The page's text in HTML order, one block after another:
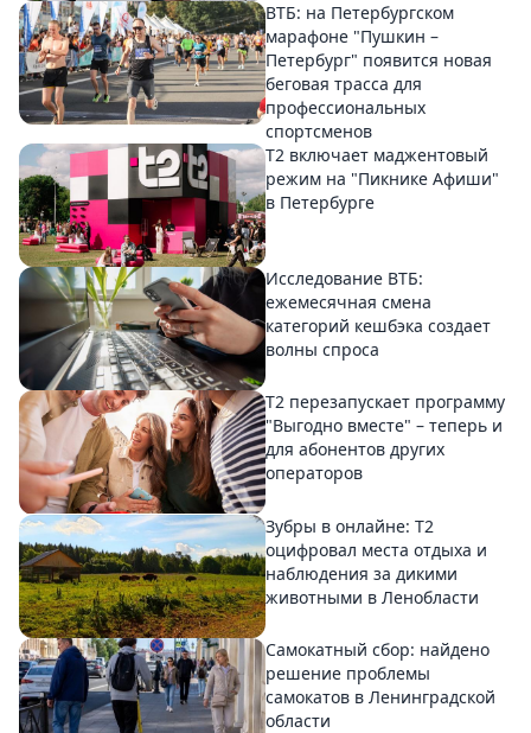
ВТБ: на Петербургском
марафоне "Пушкин –
Петербург" появится новая
беговая трасса для
профессиональных
спортсменов
Т2 включает маджентовый
режим на "Пикнике Афиши"
в Петербурге
Исследование ВТБ:
ежемесячная смена
категорий кешбэка создает
волны спроса
Т2 перезапускает программу
"Выгодно вместе" – теперь и
для абонентов других
операторов
Зубры в онлайне: Т2
оцифровал места отдыха и
наблюдения за дикими
животными в Ленобласти
Самокатный сбор: найдено
решение проблемы
самокатов в Ленинградской
области